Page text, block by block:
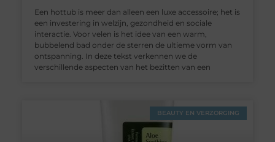
Een hottub is meer dan alleen een luxe accessoire; het is
een investering in welzijn, gezondheid en sociale
interactie. Voor velen is het idee van een warm,
bubbelend bad onder de sterren de ultieme vorm van
ontspanning. In deze tekst verkennen we de
verschillende aspecten van het bezitten van een
BEAUTY EN VERZORGING